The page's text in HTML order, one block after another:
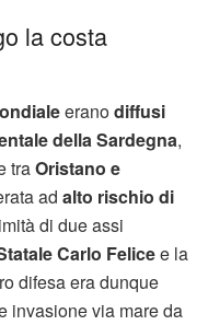
la costa
eranodiffusi
della Sardegna,
traOristano e
ad alto rischio di
di due assi
Carlo Felicee la
difesa era dunque
invasione via mare da